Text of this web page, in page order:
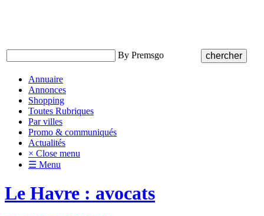
By Premsgo
Annuaire
Annonces
Shopping
Toutes Rubriques
Par villes
Promo & communiqués
Actualités
× Close menu
☰ Menu
Le Havre : avocats